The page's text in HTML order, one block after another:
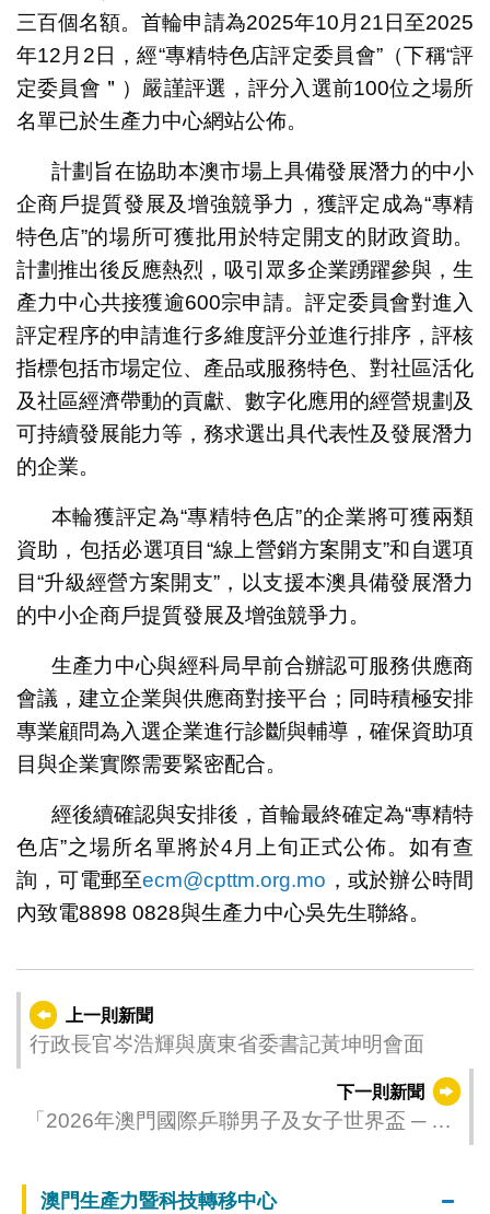
三百個名額。首輪申請為2025年10月21日至2025
年12月2日，經“專精特色店評定委員會”（下稱“評
定委員會＂）嚴謹評選，評分入選前100位之場所
名單已於生產力中心網站公佈。
計劃旨在協助本澳市場上具備發展潛力的中小
企商戶提質發展及增強競爭力，獲評定成為“專精
特色店”的場所可獲批用於特定開支的財政資助。
計劃推出後反應熱烈，吸引眾多企業踴躍參與，生
產力中心共接獲逾600宗申請。評定委員會對進入
評定程序的申請進行多維度評分並進行排序，評核
指標包括市場定位、產品或服務特色、對社區活化
及社區經濟帶動的貢獻、數字化應用的經營規劃及
可持續發展能力等，務求選出具代表性及發展潛力
的企業。
本輪獲評定為“專精特色店”的企業將可獲兩類
資助，包括必選項目“線上營銷方案開支”和自選項
目“升級經營方案開支”，以支援本澳具備發展潛力
的中小企商戶提質發展及增強競爭力。
生產力中心與經科局早前合辦認可服務供應商
會議，建立企業與供應商對接平台；同時積極安排
專業顧問為入選企業進行診斷與輔導，確保資助項
目與企業實際需要緊密配合。
經後續確認與安排後，首輪最終確定為“專精特
色店”之場所名單將於4月上旬正式公佈。如有查
詢，可電郵至ecm@cpttm.org.mo ，或於辦公時間
內致電8898 0828與生產力中心吳先生聯絡。
上一則新聞
行政長官岑浩輝與廣東省委書記黃坤明會面
下一則新聞
「2026年澳門國際乒聯男子及女子世界盃 ─ 由
發售
澳門生產力暨科技轉移中心